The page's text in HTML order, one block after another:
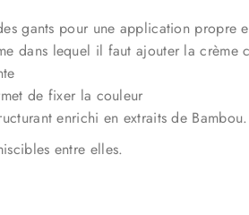
gants pour une application propre
dans lequel il faut ajouter la crème
de fixer la couleur
enrichi en extraits de Bambou.
entre elles.